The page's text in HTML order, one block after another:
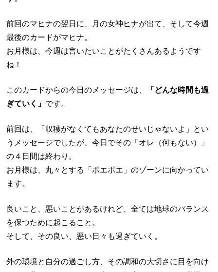
前回のマヒナの翌日に、月の女神ヒナが出て、そして今週
最後のカードがマヒナ。
お月様は、今週は言いたいことがたくさんあるようです
ね！
このカードからの今日のメッセージは、
「どんな時間も過
ぎていく」 です。
前回は、「収穫がなくてもあなたのせいじゃないよ」とい
うメッセージでしたが、今日でその「オレ（何もない）」
の４日間は終わり。
お月様は、丸々とする「ポエポエ」のゾーンに向かってい
ます。
良いこと、悪いことがあるけれど、全ては地球のバランス
を保つために起こること。
そして、その良い、悪い日々も過ぎていく。
外の環境と自分の過ごし方、その調和の大切さに目を向け